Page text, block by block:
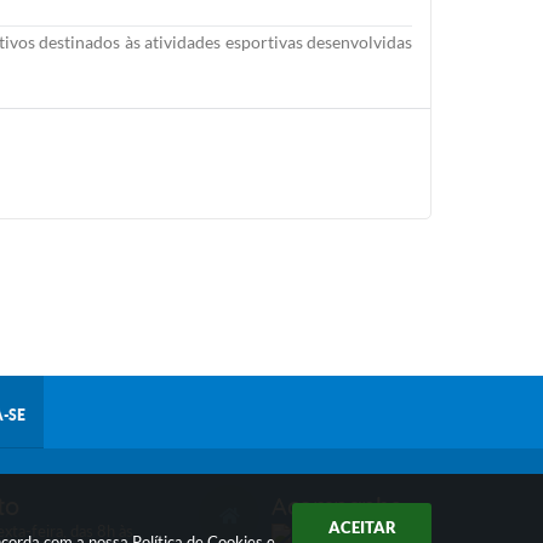
ACEITAR
destinados às atividades esportivas desenvolvidas
SE
Acompanhe